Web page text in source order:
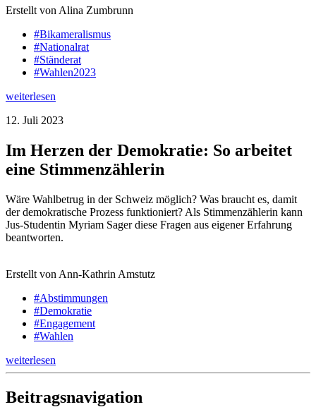
Erstellt von Alina Zumbrunn
#Bikameralismus
#Nationalrat
#Ständerat
#Wahlen2023
weiterlesen
12. Juli 2023
Im Herzen der Demokratie: So arbeitet
eine Stimmenzählerin
Wäre Wahlbetrug in der Schweiz möglich? Was braucht es, damit
der demokratische Prozess funktioniert? Als Stimmenzählerin kann
Jus-Studentin Myriam Sager diese Fragen aus eigener Erfahrung
beantworten.
Erstellt von Ann-Kathrin Amstutz
#Abstimmungen
#Demokratie
#Engagement
#Wahlen
weiterlesen
Beitragsnavigation